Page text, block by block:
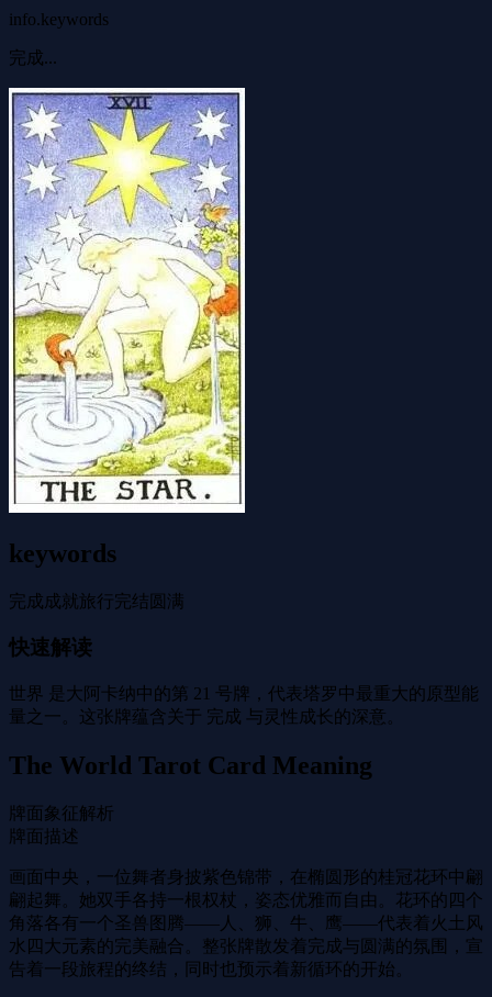
info.keywords
完成...
keywords
完成成就旅行完结 圆满
快速解读
世界 是大阿卡纳中的第 21 号牌，代表塔罗中最重大的原型能
量之一。这张牌蕴含关于 完成 与灵性成长的深意。
The World Tarot Card Meaning
牌面象征解析
牌面描述
画面中央，一位舞者身披紫色锦带，在椭圆形的桂冠花环中翩
翩起舞。她双手各持一根权杖，姿态优雅而自由。花环的四个
角落各有一个圣兽图腾——人、狮、牛、鹰——代表着火土风
水四大元素的完美融合。整张牌散发着完成与圆满的氛围，宣
告着一段旅程的终结，同时也预示着新循环的开始。